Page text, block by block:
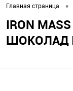
Главная страница •
IRON
ШОКОЛАД